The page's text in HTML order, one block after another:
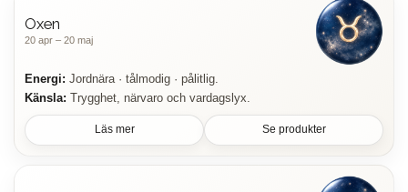
Oxen
20 apr – 20 maj
Energi: Jordnära · tålmodig · pålitlig.
Känsla: Trygghet, närvaro och vardagslyx.
Läs mer Se produkter